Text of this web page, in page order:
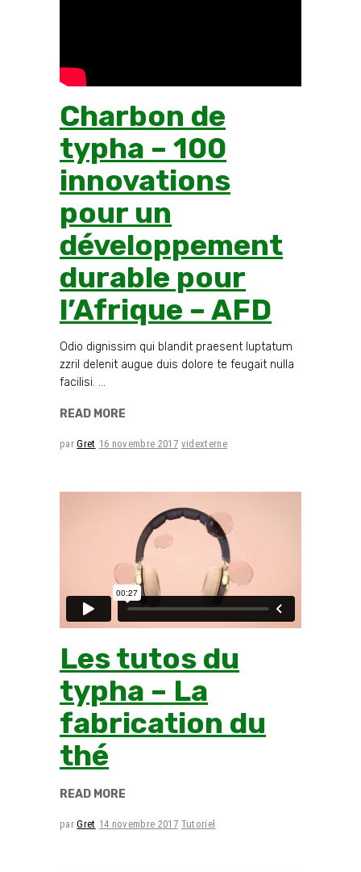
Charbon de
typha – 100
innovations
pour un
développement
durable pour
l’Afrique – AFD
Odio dignissim qui blandit praesent luptatum
zzril delenit augue duis dolore te feugait nulla
facilisi.
READ MORE
parGret 16 novembre 2017 videxterne
Les tutos du
typha – La
fabrication du
thé
READ MORE
parGret 14 novembre 2017 Tutoriel